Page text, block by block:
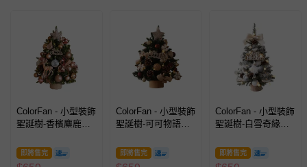
ColorFan - 小型裝飾
聖誕樹-香檳麋鹿
即將售完
ColorFan - 小型裝飾
聖誕樹-可可物語
即將售完
ColorFan - 小型裝飾
聖誕樹-白雪奇緣
即將售完